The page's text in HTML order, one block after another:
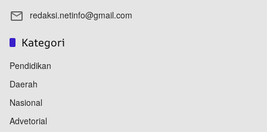
redaksi.netinfo@gmail.com
Kategori
Pendidikan
Daerah
Nasional
Advetorial